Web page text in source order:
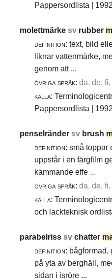
Pappersordlista | 1992
molettmärkesv rubber
definition: text, bild
liknar vattenmärke,
genom att ...
övriga språk: da, de, fi,
källa:
Pappersordlista | 1992
penselrändersv brush
definition: små toppar
uppstår i en färgfilm
kammande effe ...
övriga språk: da, de, fi,
källa:
och lackteknisk
parabelrisssvchatter
definition: bågformad,
på yta av berghäll,
sidan i isröre ...